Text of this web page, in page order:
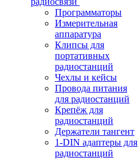
Программаторы
Измерительная
аппаратура
Клипсы для
портативных
радиостанций
Чехлы и кейсы
Провода питания
для радиостанций
Крепёж для
радиостанций
Держатели тангент
1-DIN адаптеры для
радиостанций